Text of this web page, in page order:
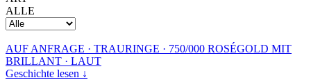
ALLE
AUF ANFRAGE · TRAURINGE · 750/000 ROSÉGOLD MIT
BRILLANT · LAUT
Geschichte lesen ↓